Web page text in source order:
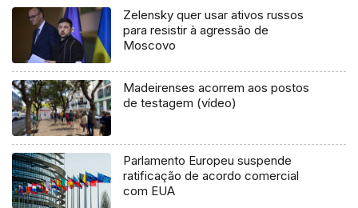
Zelensky quer usar ativos russos
para resistir à agressão de
Moscovo
Madeirenses acorrem aos postos
de testagem (vídeo)
Parlamento Europeu suspende
ratificação de acordo comercial
com EUA